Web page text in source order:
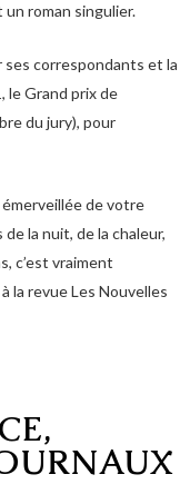
roman singulier.
ses correspondants et la
le Grand prix de
du jury), pour
de votre
la nuit, de la chaleur,
c’est vraiment
la revue Les Nouvelles